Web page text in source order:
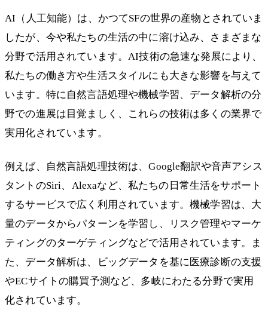
AI（人工知能）は、かつてSFの世界の産物とされていま
したが、今や私たちの生活の中に溶け込み、さまざまな
分野で活用されています。AI技術の急速な発展により、
私たちの働き方や生活スタイルにも大きな影響を与えて
います。特に自然言語処理や機械学習、データ解析の分
野での進展は目覚ましく、これらの技術は多くの業界で
実用化されています。
例えば、自然言語処理技術は、Google翻訳や音声アシス
タントのSiri、Alexaなど、私たちの日常生活をサポート
するサービスで広く利用されています。機械学習は、大
量のデータからパターンを学習し、リスク管理やマーケ
ティングのターゲティングなどで活用されています。ま
た、データ解析は、ビッグデータを基に医療診断の支援
やECサイトの購買予測など、多岐にわたる分野で実用
化されています。